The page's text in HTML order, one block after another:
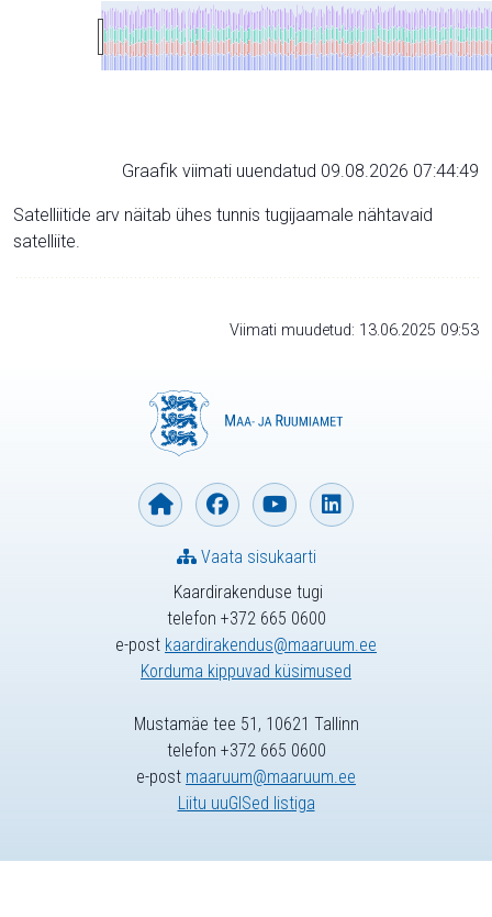
Graafik viimati uuendatud 09.08.2026 07:44:49
Satelliitide arv näitab ühes tunnis tugijaamale nähtavaid
satelliite.
Viimati muudetud: 13.06.2025 09:53
Kaardirakenduse tugi
telefon +372 665 0600
e-post kaardirakendus@maaruum.ee
Korduma kippuvad küsimused
Vaata sisukaarti
Mustamäe tee 51, 10621 Tallinn
telefon +372 665 0600
e-post maaruum@maaruum.ee
Liitu uuGISed listiga